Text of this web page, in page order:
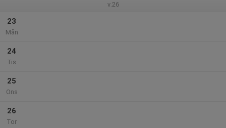
v.26
23
Mån
24
Tis
25
Ons
26
Tor